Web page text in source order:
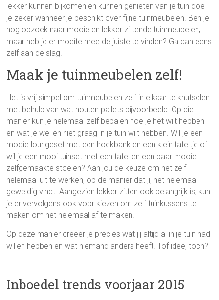
lekker kunnen bijkomen en kunnen genieten van je tuin doe
je zeker wanneer je beschikt over fijne tuinmeubelen. Ben je
nog opzoek naar mooie en lekker zittende tuinmeubelen,
maar heb je er moeite mee de juiste te vinden? Ga dan eens
zelf aan de slag!
Maak je tuinmeubelen zelf!
Het is vrij simpel om tuinmeubelen zelf in elkaar te knutselen
met behulp van wat houten pallets bijvoorbeeld. Op die
manier kun je helemaal zelf bepalen hoe je het wilt hebben
en wat je wel en niet graag in je tuin wilt hebben. Wil je een
mooie loungeset met een hoekbank en een klein tafeltje of
wil je een mooi tuinset met een tafel en een paar mooie
zelfgemaakte stoelen? Aan jou de keuze om het zelf
helemaal uit te werken, op de manier dat jij het helemaal
geweldig vindt. Aangezien lekker zitten ook belangrijk is, kun
je er vervolgens ook voor kiezen om zelf tuinkussens te
maken om het helemaal af te maken.
Op deze manier creëer je precies wat jij altijd al in je tuin had
willen hebben en wat niemand anders heeft. Tof idee, toch?
Inboedel trends voorjaar 2015